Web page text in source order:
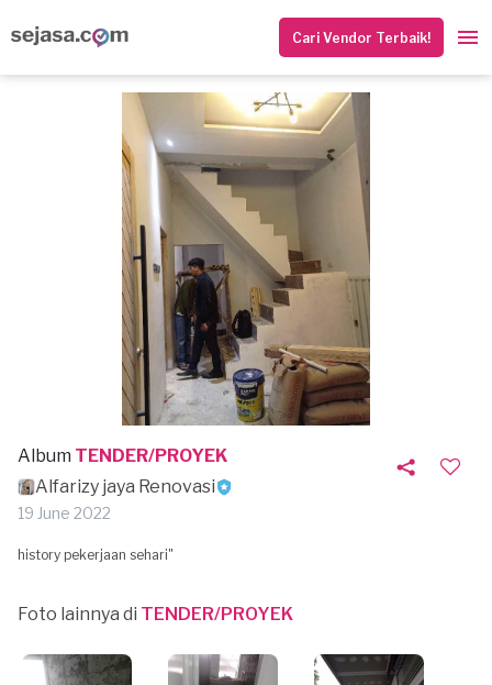
Cari Vendor Terbaik!
Album TENDER/PROYEK
Alfarizy jaya Renovasi
19 June 2022
history pekerjaan sehari"
Foto lainnya di TENDER/PROYEK